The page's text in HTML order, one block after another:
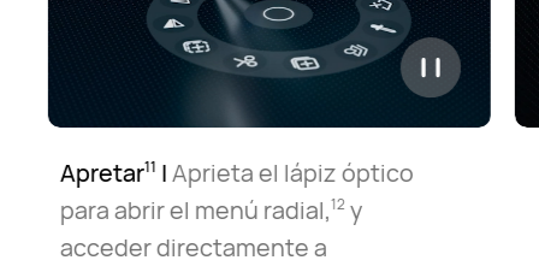
Apretar11 |Aprieta el lápiz óptico
para abrir el menú radial,12 y
acceder directamente a